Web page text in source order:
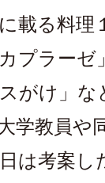
載る料理
プラー
がけ」
学教員や
は考案し